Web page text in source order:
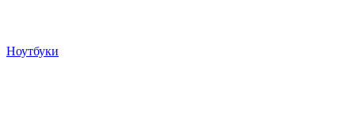
Ноутбуки